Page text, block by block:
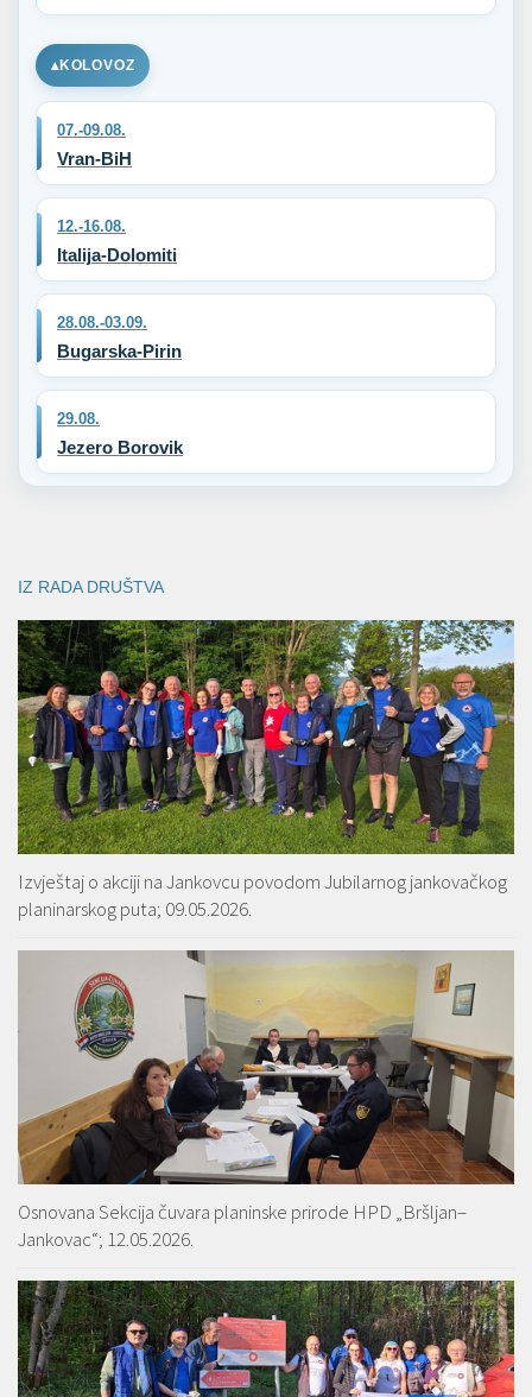
KOLOVOZ
07.-09.08.
Vran-BiH
12.-16.08.
Italija-Dolomiti
28.08.-03.09.
Bugarska-Pirin
29.08.
Jezero Borovik
IZ RADA DRUŠTVA
Izvještaj o akciji na Jankovcu povodom Jubilarnog jankovačkog
planinarskog puta; 09.05.2026.
Osnovana Sekcija čuvara planinske prirode HPD „Bršljan–
Jankovac“; 12.05.2026.